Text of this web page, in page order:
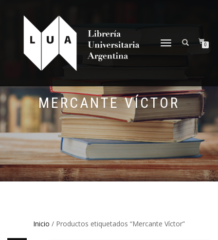
NAVEGACIÓN
0
MERCANTE VÍCTOR
Inicio / Productos etiquetados “Mercante Víctor”